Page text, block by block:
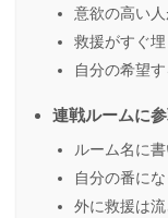
意欲の高い
救援がすぐ
自分の希望
連戦ルームに
ルーム名に
自分の番に
外に救援は